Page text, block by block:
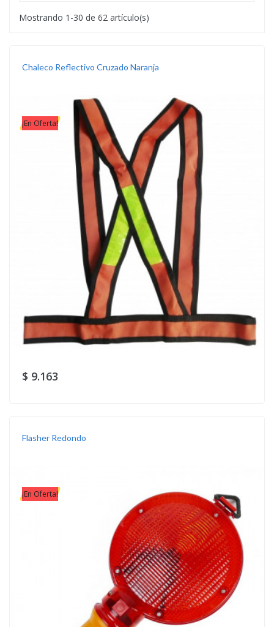
Mostrando 1-30 de 62 artículo(s)
Chaleco Reflectivo Cruzado Naranja
¡En Oferta!
$ 9.163
Flasher Redondo
¡En Oferta!